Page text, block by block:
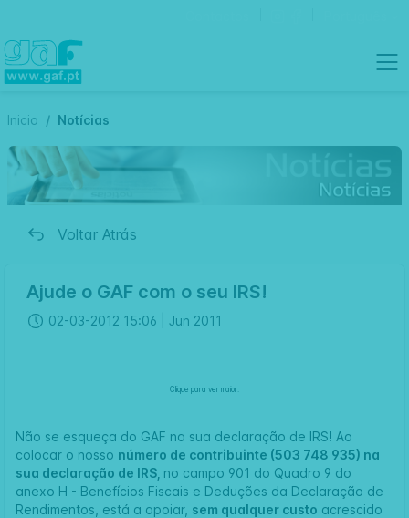
Inicio Notícias
Voltar Atrás
Ajude o GAF com o seu IRS!
02-03-2012 15:06 | Jun 2011
Clique para ver maior.
Não se esqueça do GAF na sua declaração de IRS! Ao
colocar o nosso número de contribuinte (503 748 935) na
sua declaração de IRS, no campo 901 do Quadro 9 do
anexo H - Benefícios Fiscais e Deduções da Declaração de
Rendimentos, está a apoiar, sem qualquer custo acrescido